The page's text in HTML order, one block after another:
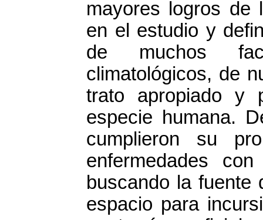
mayores logros de
en el estudio y
de muchos
climatológicos, de
trato apropiado y
especie humana.
cumplieron su
enfermedades
buscando la fuente
espacio para